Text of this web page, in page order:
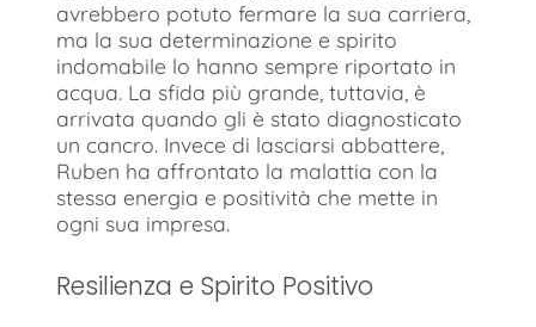
avrebbero potuto fermare la sua carriera,
ma la sua determinazione e spirito
indomabile lo hanno sempre riportato in
acqua. La sfida più grande, tuttavia, è
arrivata quando gli è stato diagnosticato
un cancro. Invece di lasciarsi abbattere,
Ruben ha affrontato la malattia con la
stessa energia e positività che mette in
ogni sua impresa.
Resilienza e Spirito Positivo